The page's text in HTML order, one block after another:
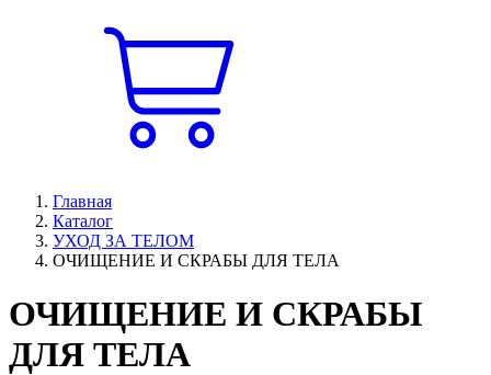
Главная
Каталог
УХОД ЗА ТЕЛОМ
ОЧИЩЕНИЕ И СКРАБЫ ДЛЯ ТЕЛА
ОЧИЩЕНИЕ И СКРАБЫ
ДЛЯ ТЕЛА